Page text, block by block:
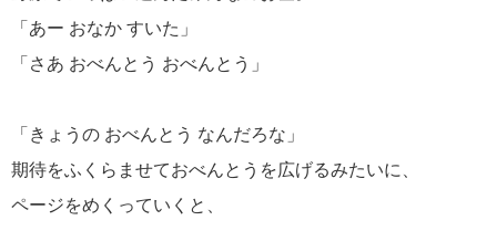
「あー おなか すいた」
「さあ おべんとう おべんとう」
「きょうの おべんとう なんだろな」
期待をふくらませておべんとうを広げるみたいに、
ページをめくっていくと、